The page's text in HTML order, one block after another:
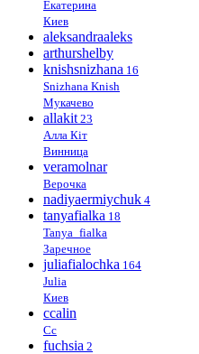
Екатерина
Киев
aleksandraaleks
arthurshelby
knishsnizhana 16
Snizhana Knish
Мукачево
allakit 23
Алла Кіт
Винница
veramolnar
Верочка
nadiyaermiychuk 4
tanyafialka 18
Tanya_fialka
Заречное
juliafialochka 164
Julia
Киев
ccalin
Cc
fuchsia 2